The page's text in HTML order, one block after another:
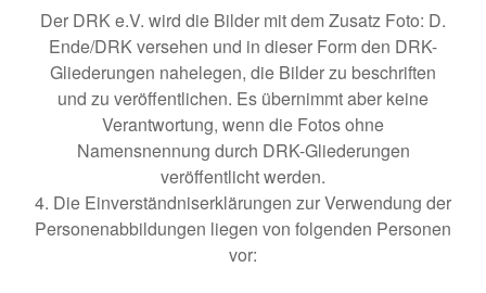
Der DRK e.V. wird die Bilder mit dem Zusatz Foto: D.
Ende/DRK versehen und in dieser Form den DRK-
Gliederungen nahelegen, die Bilder zu beschriften
und zu veröffentlichen. Es übernimmt aber keine
Verantwortung, wenn die Fotos ohne
Namensnennung durch DRK-Gliederungen
veröffentlicht werden.
4. Die Einverständniserklärungen zur Verwendung der
Personenabbildungen liegen von folgenden Personen
vor: